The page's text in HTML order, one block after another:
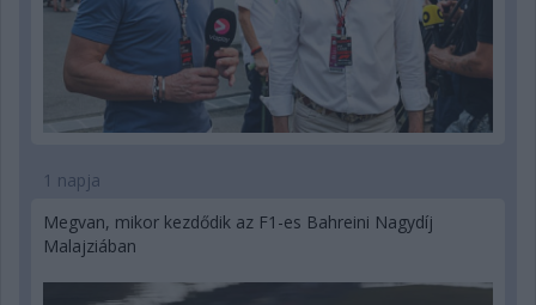
1 napja
Megvan, mikor kezdődik az F1-es Bahreini Nagydíj
Malajziában